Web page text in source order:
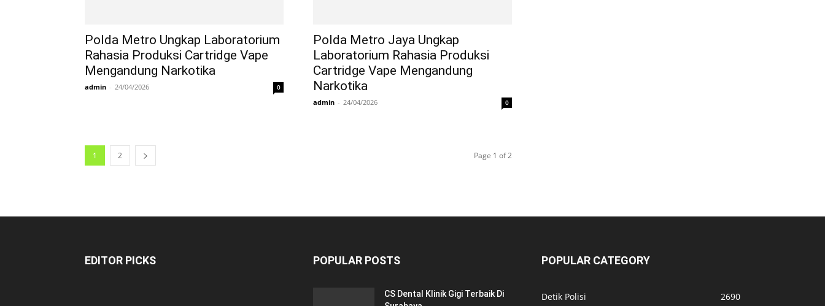
Polda Metro Ungkap Laboratorium
Rahasia Produksi Cartridge Vape
Mengandung Narkotika
admin - 24/04/2026 0
Polda Metro Jaya Ungkap
Laboratorium Rahasia Produksi
Cartridge Vape Mengandung
Narkotika
admin - 24/04/2026 0
1 2 Page 1 of 2
EDITOR PICKS POPULAR POSTS
CS Dental Klinik Gigi Terbaik Di
POPULAR CATEGORY
Detik Polisi 2690